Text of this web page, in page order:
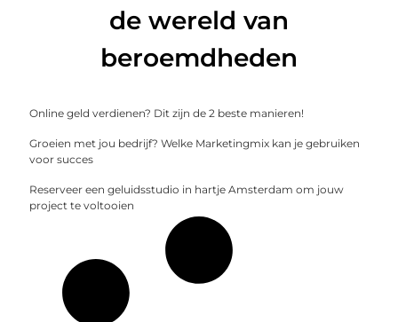
de wereld van
beroemdheden
Online geld verdienen? Dit zijn de 2 beste manieren!
Groeien met jou bedrijf? Welke Marketingmix kan je gebruiken
voor succes
Reserveer een geluidsstudio in hartje Amsterdam om jouw
project te voltooien